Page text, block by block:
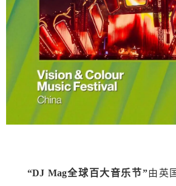
“DJ Mag全球百大音乐节”由英